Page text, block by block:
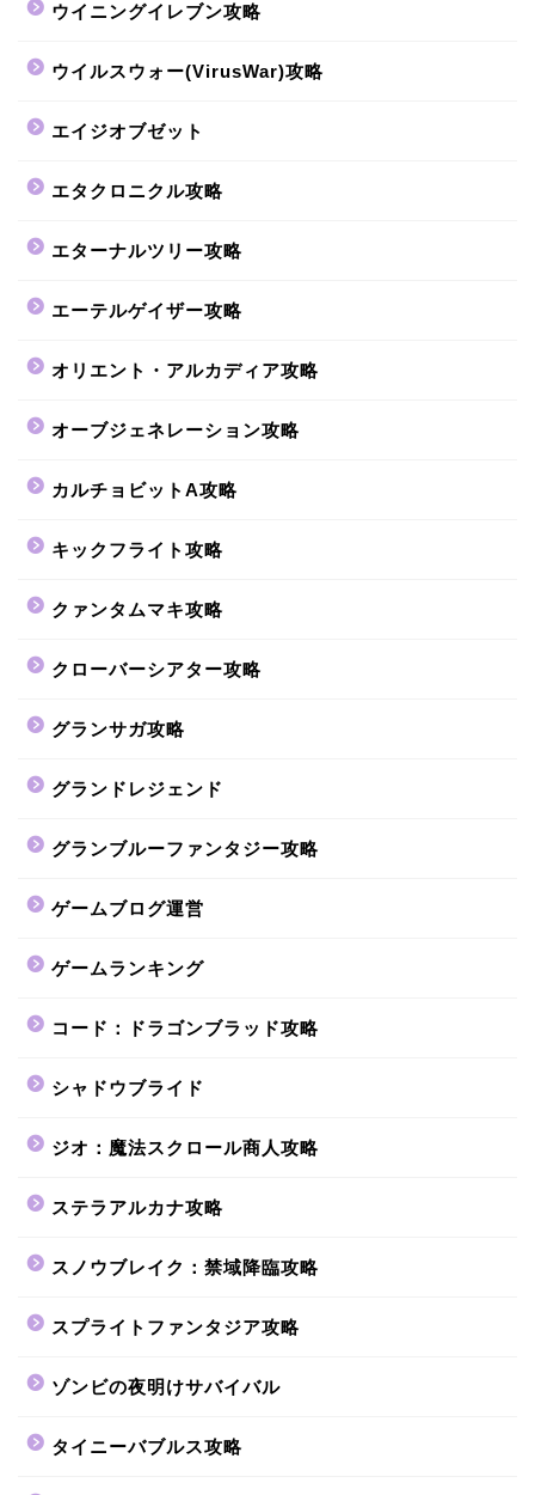
ウイニングイレブン攻略
ウイルスウォー(VirusWar)攻略
エイジオブゼット
エタクロニクル攻略
エターナルツリー攻略
エーテルゲイザー攻略
オリエント・アルカディア攻略
オーブジェネレーション攻略
カルチョビットA攻略
キックフライト攻略
クァンタムマキ攻略
クローバーシアター攻略
グランサガ攻略
グランドレジェンド
グランブルーファンタジー攻略
ゲームブログ運営
ゲームランキング
コード：ドラゴンブラッド攻略
シャドウブライド
ジオ：魔法スクロール商人攻略
ステラアルカナ攻略
スノウブレイク：禁域降臨攻略
スプライトファンタジア攻略
ゾンビの夜明けサバイバル
タイニーバブルス攻略